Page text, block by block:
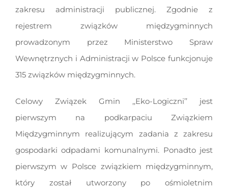
zakresu administracji publicznej. Zgodnie z
rejestrem związków międzygminnych
prowadzonym przez Ministerstwo Spraw
Wewnętrznych i Administracji w Polsce funkcjonuje
315 związków międzygminnych.
Celowy Związek Gmin ,,Eko-Logiczni’’ jest
pierwszym na podkarpaciu Związkiem
Międzygminnym realizującym zadania z zakresu
gospodarki odpadami komunalnymi. Ponadto jest
pierwszym w Polsce związkiem międzygminnym,
który został utworzony po ośmioletnim